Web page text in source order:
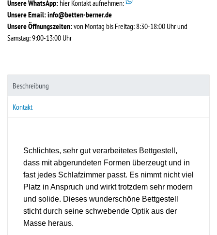
Unsere WhatsApp: hier Kontakt aufnehmen:
Unsere Email:info@betten-berner.de
Unsere Öffnungszeiten:von Montag bis Freitag: 8:30-18:00 Uhr und
Samstag: 9:00-13:00 Uhr
Beschreibung
Kontakt
Schlichtes, sehr gut verarbeitetes Bettgestell,
dass mit abgerundeten Formen überzeugt und in
fast jedes Schlafzimmer passt. Es nimmt nicht viel
Platz in Anspruch und wirkt trotzdem sehr modern
und solide. Dieses wunderschöne Bettgestell
sticht durch seine schwebende Optik aus der
Masse heraus.